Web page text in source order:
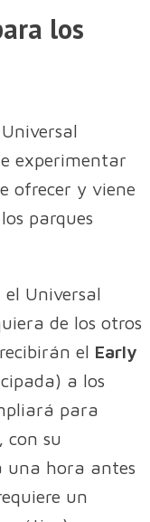
los
experimentar
ofrecer y viene
parques
el Universal
de los otros
el Early
a los
para
con su
una hora antes
un